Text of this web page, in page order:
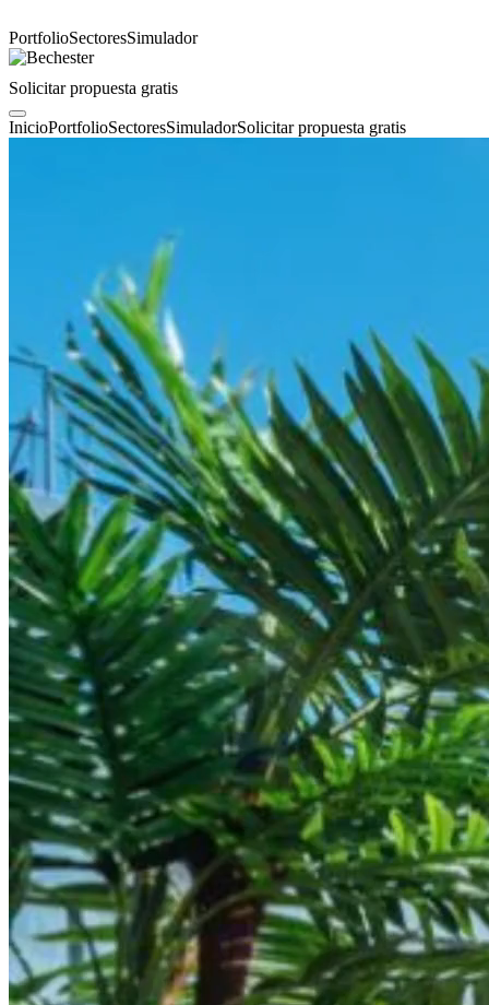
PortfolioSectoresSimulador
Solicitar propuesta gratis
InicioPortfolioSectoresSimuladorSolicitar propuesta gratis